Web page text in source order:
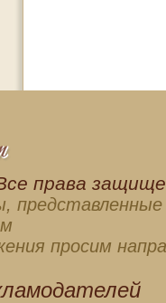
права
представленные
просим